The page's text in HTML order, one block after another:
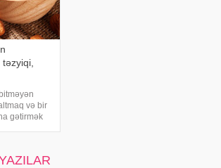
və bir
gətirmək
Omeqa 3